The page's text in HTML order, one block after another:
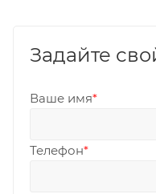
Задайте
Ваше имя*
Телефон*